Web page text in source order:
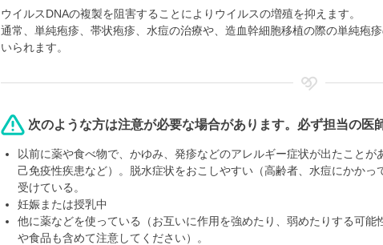
ウイルスDNAの複製を阻害することによりウイルスの増殖を抑えます。
通常、単純疱疹、帯状疱疹、水痘の治療や、造血幹細胞移植の際の単純疱
いられます。
次のような方は注意が必要な場合があります。必ず担当の医
以前に薬や食べ物で、かゆみ、発疹などのアレルギー症状が出たこと
己免疫性疾患など）。脱水症状をおこしやすい（高齢者、水痘にかか
受けている。
妊娠または授乳中
他に薬などを使っている（お互いに作用を強めたり、弱めたりする可
や食品も含めて注意してください）。